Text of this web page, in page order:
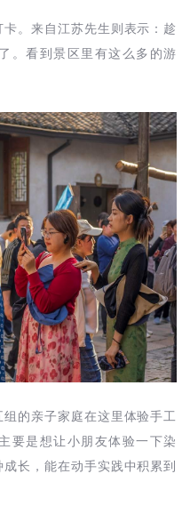
。来自江苏先生则表示：趁
。看到景区里有这么多的游
的亲子家庭在这里体验手工
要是想让小朋友体验一下染
长，能在动手实践中积累到